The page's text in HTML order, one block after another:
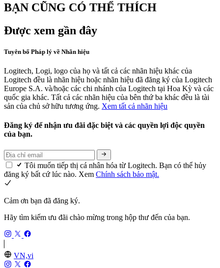
BẠN CŨNG CÓ THỂ THÍCH
Được xem gần đây
Tuyên bố Pháp lý về Nhãn hiệu
Logitech, Logi, logo của họ và tất cả các nhãn hiệu khác của
Logitech đều là nhãn hiệu hoặc nhãn hiệu đã đăng ký của Logitech
Europe S.A. và/hoặc các chi nhánh của Logitech tại Hoa Kỳ và các
quốc gia khác. Tất cả các nhãn hiệu của bên thứ ba khác đều là tài
sản của chủ sở hữu tương ứng. Xem tất cả nhãn hiệu
Đăng ký để nhận ưu đãi đặc biệt và các quyền lợi độc quyền
của bạn.
Tôi muốn tiếp thị cá nhân hóa từ Logitech. Bạn có thể hủy
đăng ký bất cứ lúc nào. Xem Chính sách bảo mật.
Cảm ơn bạn đã đăng ký.
Hãy tìm kiếm ưu đãi chào mừng trong hộp thư đến của bạn.
VN,vi